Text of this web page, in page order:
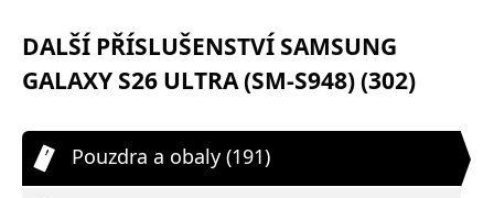
DALŠÍ PŘÍSLUŠENSTVÍ SAMSUNG
GALAXY S26 ULTRA (SM-S948) (302)
Pouzdra a obaly (191)